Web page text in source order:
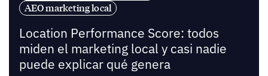
AEO marketing local
Location Performance Score: todos
miden el marketing local y casi nadie
puede explicar qué genera